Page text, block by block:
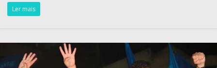
Ler mais